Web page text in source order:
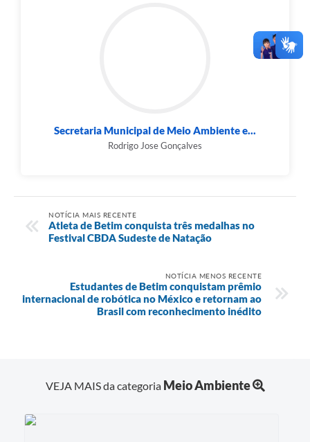
Secretaria Municipal de Meio Ambiente e...
Rodrigo Jose Gonçalves
NOTÍCIA MAIS RECENTE
Atleta de Betim conquista três medalhas no
Festival CBDA Sudeste de Natação
NOTÍCIA MENOS RECENTE
Estudantes de Betim conquistam prêmio
internacional de robótica no México e retornam ao
Brasil com reconhecimento inédito
VEJA MAIS da categoria Meio Ambiente